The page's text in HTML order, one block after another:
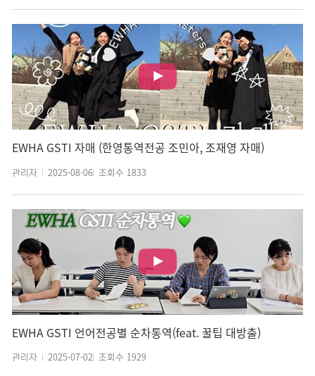
EWHA GSTI 자매 (한영통역전공 조민아, 조재영 자매)
관리자 2025-08-06 조회수 1833
EWHA GSTI 언어전공별 순차통역(feat. 꿀팁 대방출)
관리자 2025-07-02 조회수 1929